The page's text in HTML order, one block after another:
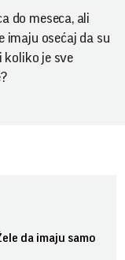
do meseca, ali
imaju osećaj da su
koliko je sve
da imaju samo